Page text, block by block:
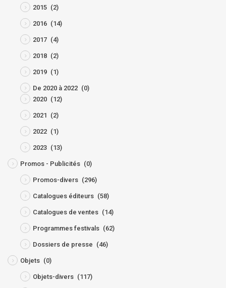
2015 (2)
2016 (14)
2017 (4)
2018 (2)
2019 (1)
De 2020 à 2022 (0)
2020 (12)
2021 (2)
2022 (1)
2023 (13)
Promos - Publicités (0)
Promos-divers (296)
Catalogues éditeurs (58)
Catalogues de ventes (14)
Programmes festivals (62)
Dossiers de presse (46)
Objets (0)
Objets-divers (117)